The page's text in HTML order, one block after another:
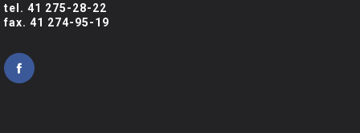
tel. 41 275-28-22
fax. 41 274-95-19